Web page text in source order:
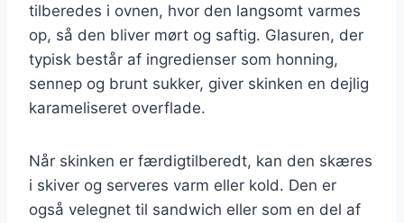
tilberedes i ovnen, hvor den langsomt varmes
op, så den bliver mørt og saftig. Glasuren, der
typisk består af ingredienser som honning,
sennep og brunt sukker, giver skinken en dejlig
karameliseret overflade.
Når skinken er færdigtilberedt, kan den skæres
i skiver og serveres varm eller kold. Den er
også velegnet til sandwich eller som en del af